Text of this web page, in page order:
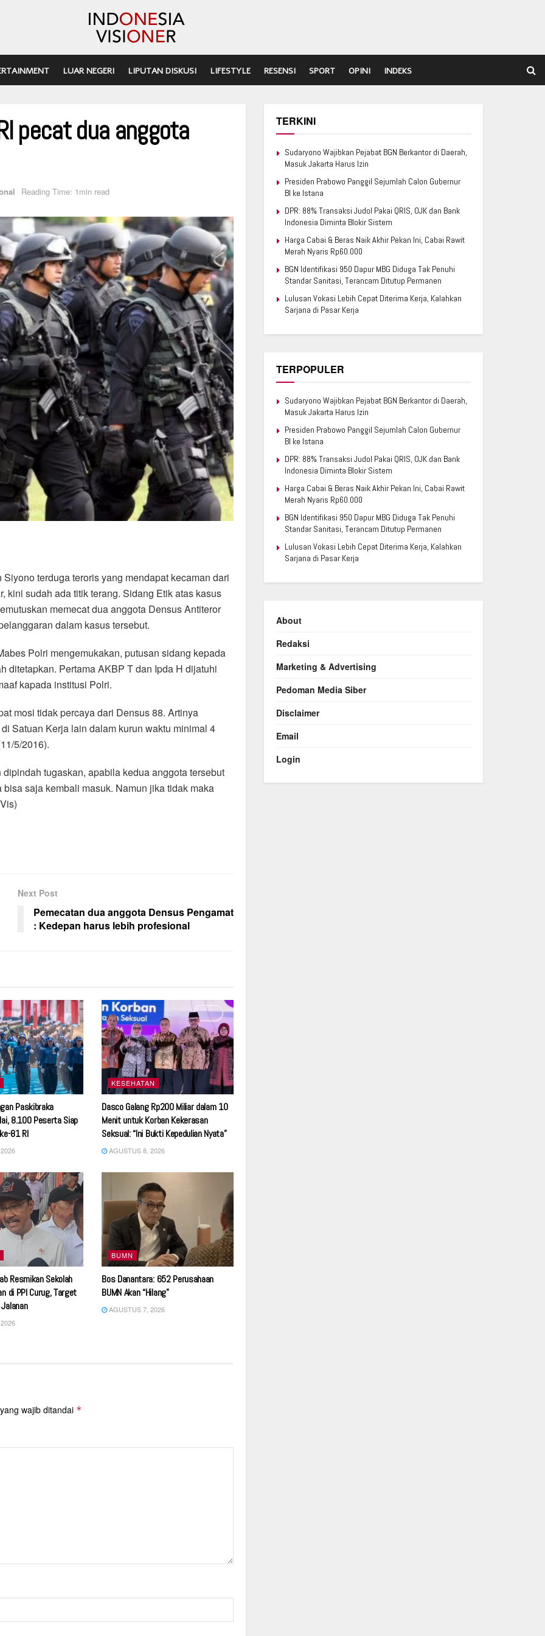
LUAR NEGERI LIPUTAN DISKUSI LIFESTYLE RESENSI SPORT OPINI INDEKS
pecat dua anggota
Reading Time: 1min read
Siyono terduga teroris yang mendapat kecaman dari
kini sudah ada titik terang. Sidang Etik atas kasus
memecat dua anggota Densus Antiteror
dalam kasus tersebut.
Polri mengemukakan, putusan sidang kepada
ditetapkan. Pertama AKBP T dan Ipda H dijatuhi
kapada institusi Polri.
mosi tidak percaya dari Densus 88. Artinya
Satuan Kerja lain dalam kurun waktu minimal 4
5/2016).
tugaskan, apabila kedua anggota tersebut
saja kembali masuk. Namun jika tidak maka
Next Post
Pemecatan dua anggota Densus Pengamat
: Kedepan harus lebih profesional
Paskibraka
8.100 Peserta Siap
81 RI
KESEHATAN
Dasco Galang Rp200 Miliar dalam 10
Menit untuk Korban Kekerasan
Seksual: “Ini Bukti Kepedulian Nyata”
AGUSTUS 8, 2026
Resmikan Sekolah
di PPI Curug, Target
BUMN
Bos Danantara: 652 Perusahaan
BUMN Akan “Hilang”
AGUSTUS 7, 2026
wajib ditandai *
TERKINI
Sudaryono Wajibkan Pejabat BGN Berkantor di Daerah,
Masuk Jakarta Harus Izin
Presiden Prabowo Panggil Sejumlah Calon Gubernur
BI ke Istana
DPR: 88% Transaksi Judol Pakai QRIS, OJK dan Bank
Indonesia Diminta Blokir Sistem
Harga Cabai & Beras Naik Akhir Pekan Ini, Cabai Rawit
Merah Nyaris Rp60.000
BGN Identifikasi 950 Dapur MBG Diduga Tak Penuhi
Standar Sanitasi, Terancam Ditutup Permanen
Lulusan Vokasi Lebih Cepat Diterima Kerja, Kalahkan
Sarjana di Pasar Kerja
TERPOPULER
Sudaryono Wajibkan Pejabat BGN Berkantor di Daerah,
Masuk Jakarta Harus Izin
Presiden Prabowo Panggil Sejumlah Calon Gubernur
BI ke Istana
DPR: 88% Transaksi Judol Pakai QRIS, OJK dan Bank
Indonesia Diminta Blokir Sistem
Harga Cabai & Beras Naik Akhir Pekan Ini, Cabai Rawit
Merah Nyaris Rp60.000
BGN Identifikasi 950 Dapur MBG Diduga Tak Penuhi
Standar Sanitasi, Terancam Ditutup Permanen
Lulusan Vokasi Lebih Cepat Diterima Kerja, Kalahkan
Sarjana di Pasar Kerja
About
Redaksi
Marketing & Advertising
Pedoman Media Siber
Disclaimer
Email
Login